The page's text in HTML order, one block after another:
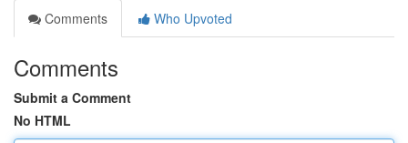
Comments
Who Upvoted
Comments
Submit a Comment
No HTML